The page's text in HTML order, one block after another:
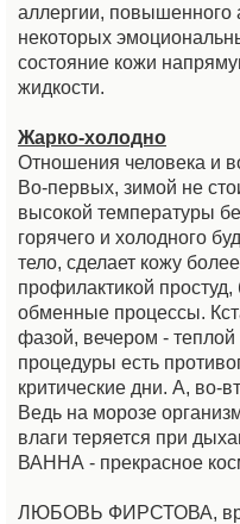
аллергии, повышенного
некоторых
состояние кожи
жидкости.
Жарко-холодно
Отношения человека и
Во-первых, зимой не
высокой температуры
горячего и холодного
тело, сделает кожу
профилактикой
обменные процессы.
фазой, вечером -
процедуры есть
критические дни. А, во-
Ведь на морозе
влаги теряется при
ВАННА - прекрасное
ЛЮБОВЬ ФИРСТОВА,